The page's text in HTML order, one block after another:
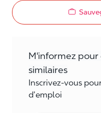
M'informez pour
similaires
Inscrivez-vous
d’emploi